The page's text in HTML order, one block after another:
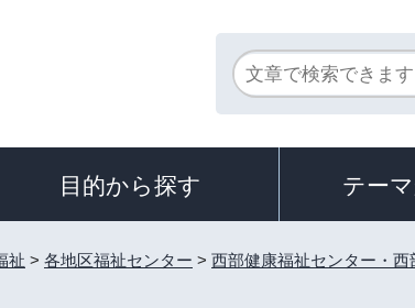
目的から探す テー
祉 > 各地区福祉センター > 西部健康福祉センター・西